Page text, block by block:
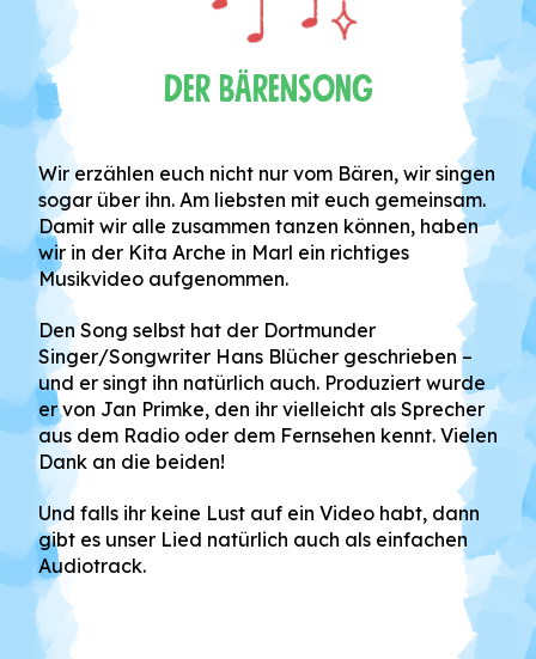
Der Bärensong
Wir erzählen euch nicht nur vom Bären, wir singen
sogar über ihn. Am liebsten mit euch gemeinsam.
Damit wir alle zusammen tanzen können, haben
wir in der Kita Arche in Marl ein richtiges
Musikvideo aufgenommen.
Den Song selbst hat der Dortmunder
Singer/Songwriter Hans Blücher geschrieben –
und er singt ihn natürlich auch. Produziert wurde
er von Jan Primke, den ihr vielleicht als Sprecher
aus dem Radio oder dem Fernsehen kennt. Vielen
Dank an die beiden!
Und falls ihr keine Lust auf ein Video habt, dann
gibt es unser Lied natürlich auch als einfachen
Audiotrack.